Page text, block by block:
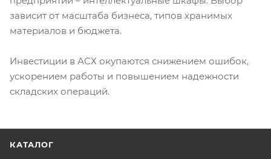
зависит от масштаба бизнеса, типов хранимых
материалов и бюджета.
Инвестиции в АСХ окупаются снижением ошибок,
ускорением работы и повышением надежности
складских операций.
КАТАЛОГ